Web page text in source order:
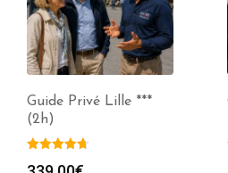
Guide Privé Lille ***
(2h)